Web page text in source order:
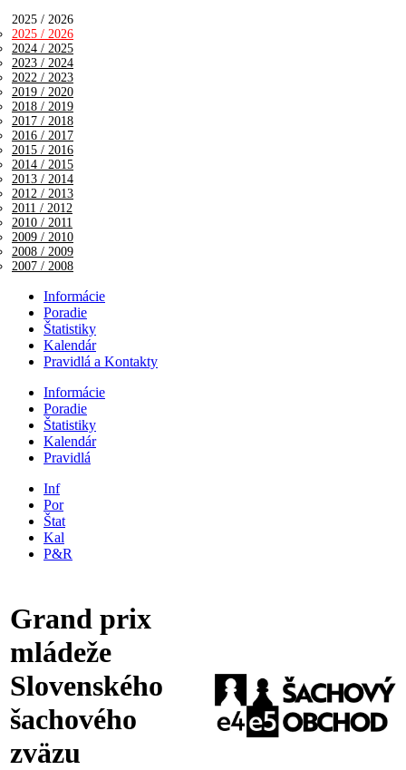
2025 / 2026
2025 / 2026
2024 / 2025
2023 / 2024
2022 / 2023
2019 / 2020
2018 / 2019
2017 / 2018
2016 / 2017
2015 / 2016
2014 / 2015
2013 / 2014
2012 / 2013
2011 / 2012
2010 / 2011
2009 / 2010
2008 / 2009
2007 / 2008
Informácie
Poradie
Štatistiky
Kalendár
Pravidlá a Kontakty
Informácie
Poradie
Štatistiky
Kalendár
Pravidlá
Inf
Por
Štat
Kal
P&R
Grand prix
mládeže
Slovenského
šachového
zväzu